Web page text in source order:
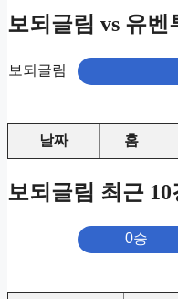
보되글림 vs 유벤
보되글림
날짜 홈
보되글림 최근 10
0승